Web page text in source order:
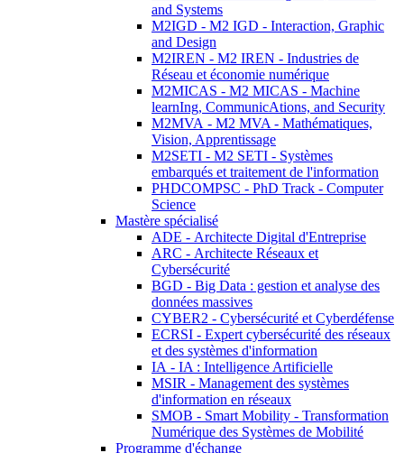
and Systems
M2IGD - M2 IGD - Interaction, Graphic
and Design
M2IREN - M2 IREN - Industries de
Réseau et économie numérique
M2MICAS - M2 MICAS - Machine
learnIng, CommunicAtions, and Security
M2MVA - M2 MVA - Mathématiques,
Vision, Apprentissage
M2SETI - M2 SETI - Systèmes
embarqués et traitement de l'information
PHDCOMPSC - PhD Track - Computer
Science
Mastère spécialisé
ADE - Architecte Digital d'Entreprise
ARC - Architecte Réseaux et
Cybersécurité
BGD - Big Data : gestion et analyse des
données massives
CYBER2 - Cybersécurité et Cyberdéfense
ECRSI - Expert cybersécurité des réseaux
et des systèmes d'information
IA - IA : Intelligence Artificielle
MSIR - Management des systèmes
d'information en réseaux
SMOB - Smart Mobility - Transformation
Numérique des Systèmes de Mobilité
Programme d'échange